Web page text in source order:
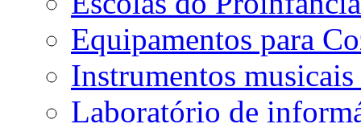
Equipamentos para
Instrumentos
Laboratório de